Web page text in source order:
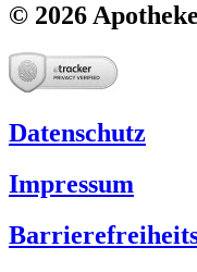
© 2026
Datenschutz
Impressum